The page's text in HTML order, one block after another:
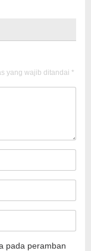
yang wajib ditandai *
pada peramban